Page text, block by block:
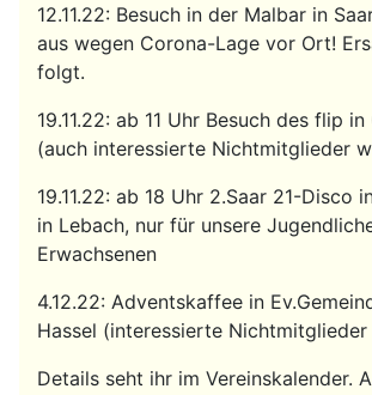
12.11.22: Besuch in der Malbar in
aus wegen Corona-Lage vor Ort!
folgt.
19.11.22: ab 11 Uhr Besuch des flip
(auch interessierte Nichtmitglieder
19.11.22: ab 18 Uhr 2.Saar 21-Disco
in Lebach, nur für unsere
Erwachsenen
4.12.22: Adventskaffee in
Hassel (interessierte
Details seht ihr im Vereinskalender.